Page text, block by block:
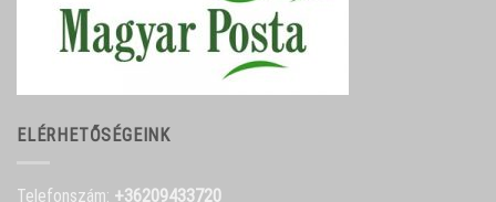
ELÉRHETŐSÉGEINK
Telefonszám: +36209433720